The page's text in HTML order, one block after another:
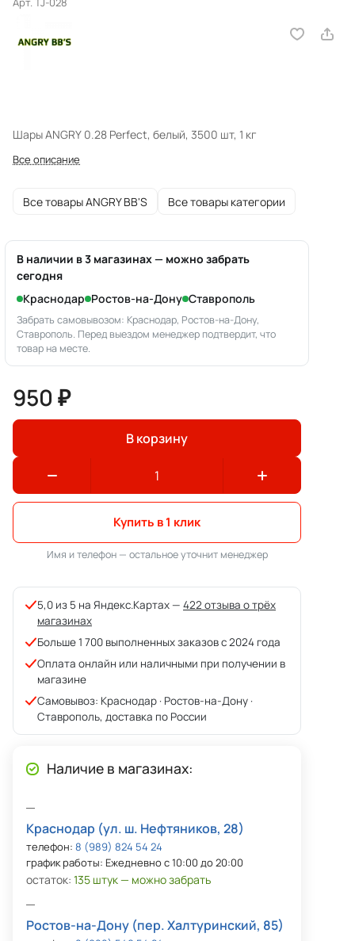
Шары ANGRY 0.28 Perfect, белый, 3500 шт, 1 кг
Все описание
Все товары ANGRY BB'S Все товары категории
В наличии в 3 магазинах — можно забрать
сегодня
Краснодар Ростов-на-Дону Ставрополь
Забрать самовывозом: Краснодар, Ростов-на-Дону,
Ставрополь. Перед выездом менеджер подтвердит, что
товар на месте.
950 ₽
В корзину
Купить в 1 клик
Имя и телефон — остальное уточнит менеджер
5,0 из 5 на Яндекс.Картах — 422 отзыва о трёх
магазинах
Больше 1 700 выполненных заказов с 2024 года
Оплата онлайн или наличными при получении в
магазине
Самовывоз: Краснодар · Ростов-на-Дону ·
Ставрополь, доставка по России
Наличие в магазинах:
Краснодар (ул. ш. Нефтяников, 28)
телефон: 8 (989) 824 54 24
график работы: Ежедневно с 10:00 до 20:00
остаток: 135 штук — можно забрать
Ростов-на-Дону (пер. Халтуринский, 85)